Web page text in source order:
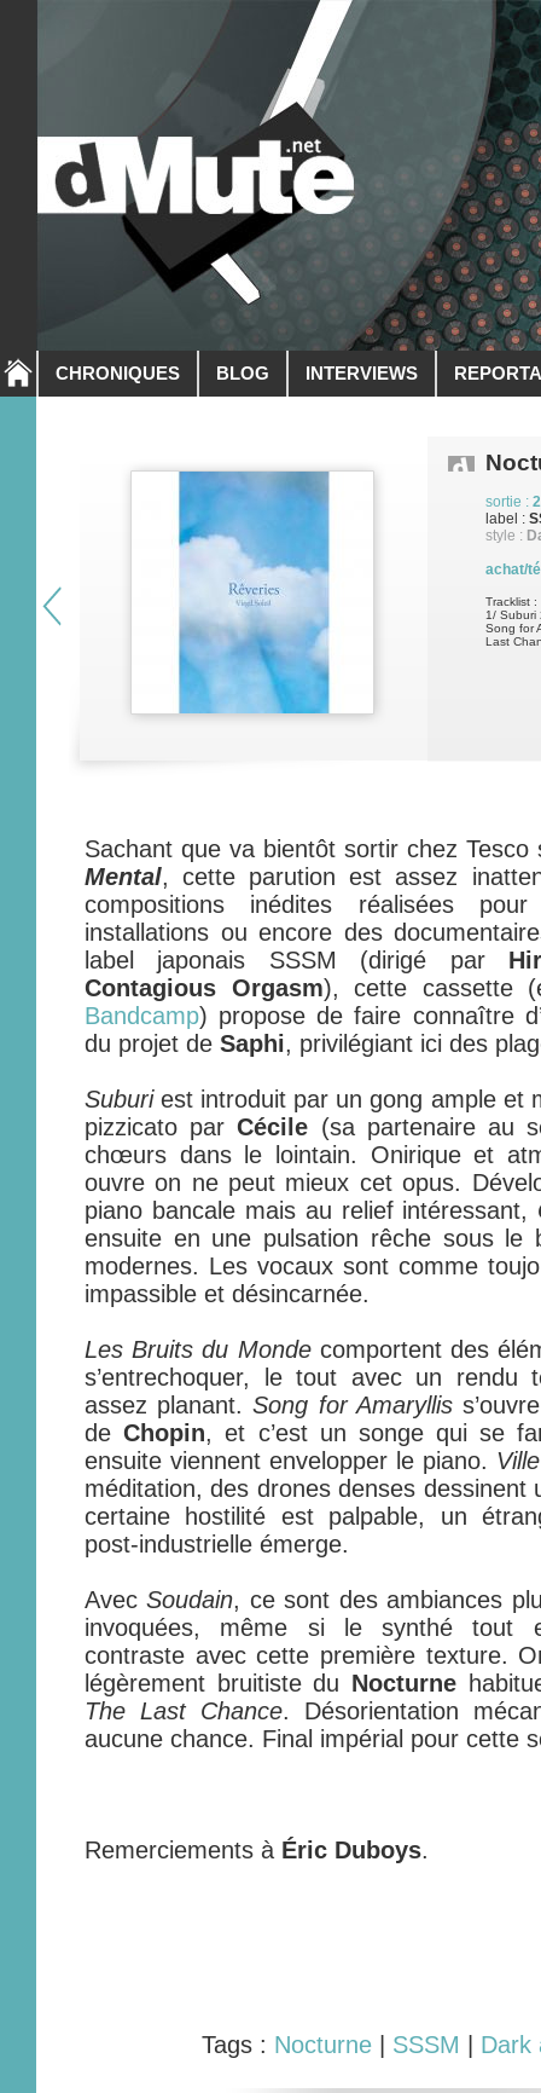
CHRONIQUES BLOG INTERVIEWS
sortie :
label :
style :
achat/
Tracklist :
1/ Suburi
Song for
Last
Sachant que va bientôt sortir chez
Mental, cette parution est assez
compositions inédites réalisées
installations ou encore des
label japonais SSSM (dirigé par
Contagious Orgasm), cette cassette
Bandcamp) propose de faire connaître
du projet de Saphi, privilégiant ici des
Suburiest introduit par un gong ample et
pizzicato parCécile (sa partenaire au
chœurs dans le lointain. Onirique et
ouvre on ne peut mieux cet opus.
piano bancale mais au relief intéressant,
ensuite en une pulsation rêche sous le
modernes. Les vocaux sont comme
impassible et désincarnée.
Les Bruits du Mondecomportent des
s’entrechoquer, le tout avec un rendu
assez planant.Song for Amaryllis
deChopin, et c’est un songe qui se
ensuite viennent envelopper le piano.
méditation, des drones denses dessinent
certaine hostilité est palpable, un
post-industrielle émerge.
AvecSoudain, ce sont des ambiances
invoquées, même si le synthé tout
contraste avec cette première texture.
légèrement bruitiste du Nocturne
The Last Chance. Désorientation
aucune chance. Final impérial pour cette
Remerciements à Éric Duboys.
Tags : Nocturne SSSM Dark